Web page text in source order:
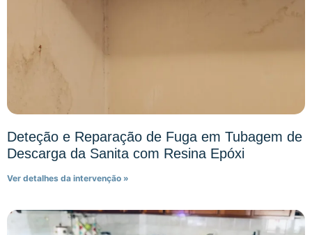
Deteção e Reparação de Fuga em Tubagem de
Descarga da Sanita com Resina Epóxi
Ver detalhes da intervenção »